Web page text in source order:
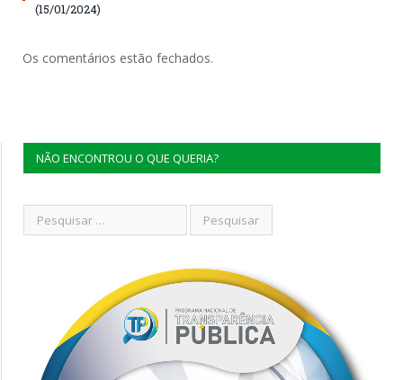
(15/01/2024)
Os comentários estão fechados.
NÃO ENCONTROU O QUE QUERIA?